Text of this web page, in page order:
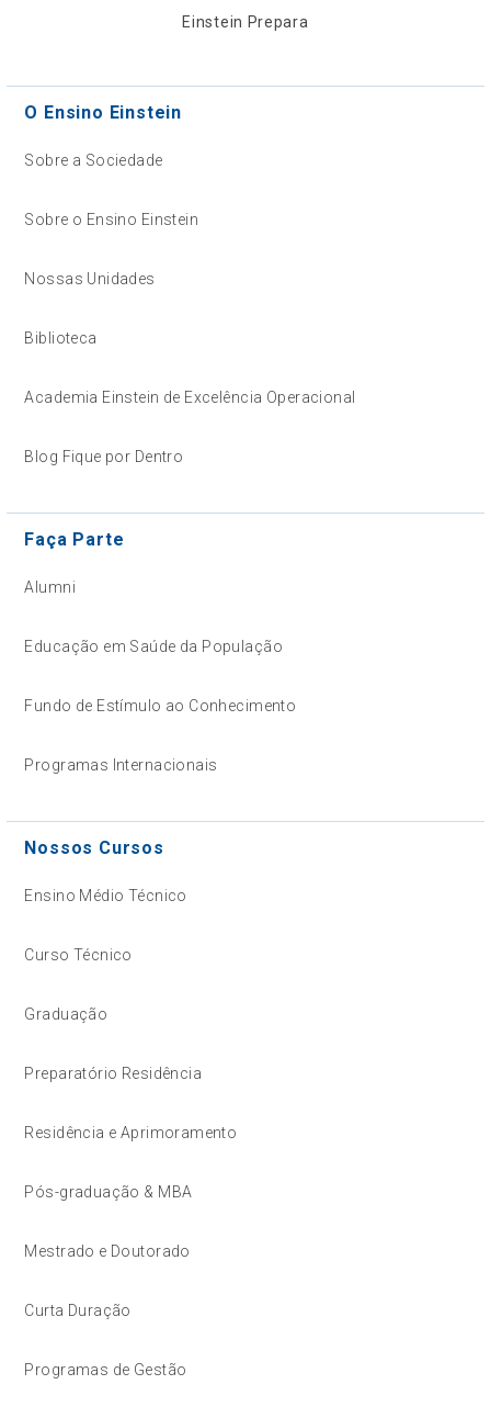
Einstein Prepara
O Ensino Einstein
Sobre a Sociedade
Sobre o Ensino Einstein
Nossas Unidades
Biblioteca
Academia Einstein de Excelência Operacional
Blog Fique por Dentro
Faça Parte
Alumni
Educação em Saúde da População
Fundo de Estímulo ao Conhecimento
Programas Internacionais
Nossos Cursos
Ensino Médio Técnico
Curso Técnico
Graduação
Preparatório Residência
Residência e Aprimoramento
Pós-graduação & MBA
Mestrado e Doutorado
Curta Duração
Programas de Gestão